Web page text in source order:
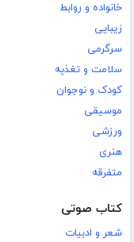
خانواده و روابط
زیبایی
سرگرمی
سلامت و تغذیه
کودک و نوجوان
موسیقی
ورزشی
هنری
متفرقه
کتاب صوتی
شعر و ادبیات